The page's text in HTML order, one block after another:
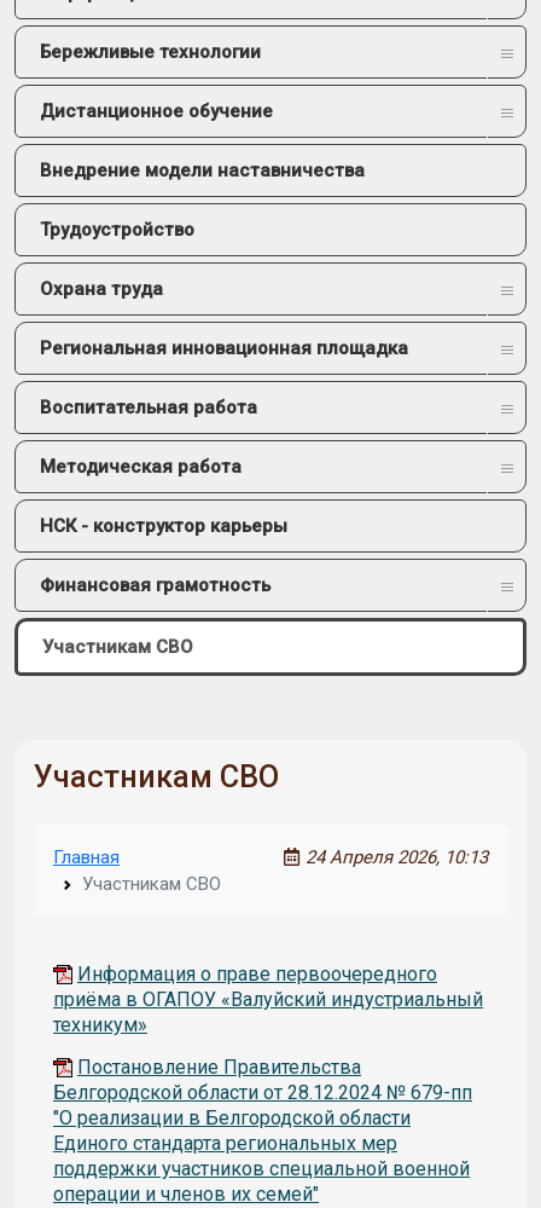
Бережливые технологии
Дистанционное обучение
Внедрение модели наставничества
Трудоустройство
Охрана труда
Региональная инновационная площадка
Воспитательная работа
Методическая работа
НСК - конструктор карьеры
Финансовая грамотность
Участникам СВО
Участникам СВО
Главная
Участникам СВО
24 Апреля 2026, 10:13
Информация о праве первоочередного
приёма в ОГАПОУ «Валуйский индустриальный
техникум»
Постановление Правительства
Белгородской области от 28.12.2024 № 679-пп
"О реализации в Белгородской области
Единого стандарта региональных мер
поддержки участников специальной военной
операции и членов их семей"